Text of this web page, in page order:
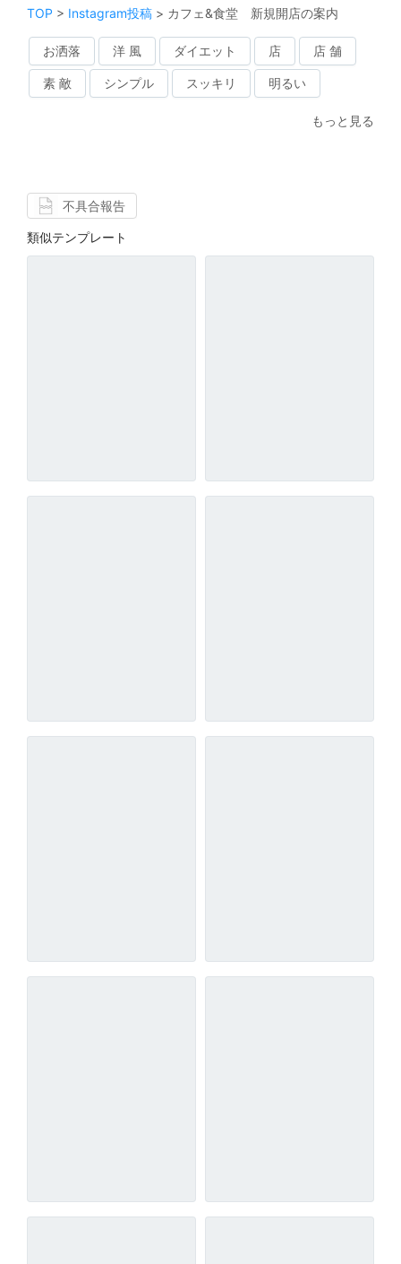
TOP > Instagram投稿 > カフェ&食堂 新規開店の案内
お洒落 洋 風 ダイエット 店 店 舗
素 敵 シンプル スッキリ 明るい
もっと見る
不具合報告
類似テンプレート